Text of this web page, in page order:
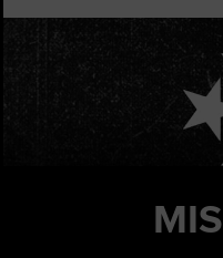
MIS